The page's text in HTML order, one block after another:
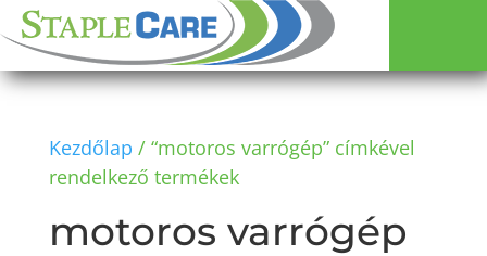
Kezdőlap / “motoros varrógép” címkével
rendelkező termékek
motoros varrógép